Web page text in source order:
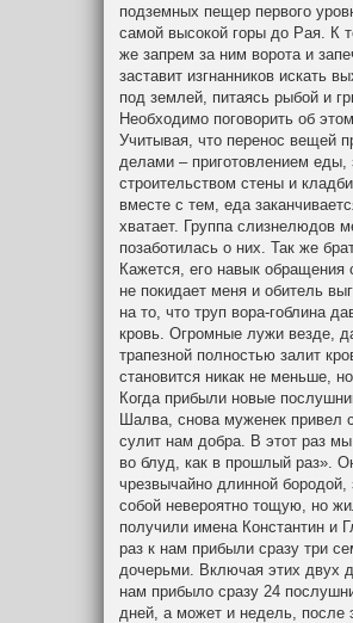
подземных пещер первого
самой высокой горы до Рая. К
же запрем за ним ворота и
заставит изгнанников искать
под землей, питаясь рыбой и
Необходимо поговорить об
Учитывая, что перенос вещей
делами – приготовлением еды,
строительством стены и
вместе с тем, еда
хватает. Группа слизнелюдов
позаботилась о них. Так же
Кажется, его навык обращения
не покидает меня и обитель
на то, что труп вора-гоблина
кровь. Огромные лужи везде,
трапезной полностью залит
становится никак не меньше,
Когда прибыли новые
Шалва, снова муженек привел
сулит нам добра. В этот раз
во блуд, как в прошлый раз».
чрезвычайно длинной
собой невероятно тощую, но
получили имена Константин и
раз к нам прибыли сразу три
дочерьми. Включая этих двух
нам прибыло сразу 24
дней, а может и недель, после